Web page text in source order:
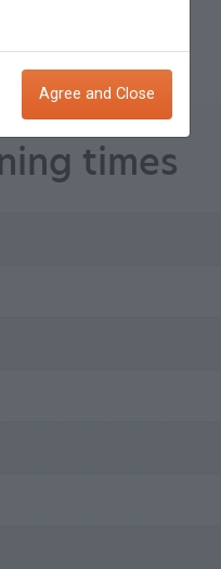
times
Agree and Close